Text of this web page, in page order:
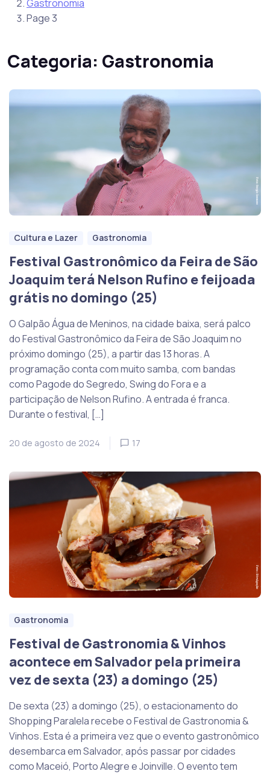
Gastronomia
Page 3
Categoria: Gastronomia
Cultura e Lazer Gastronomia
Festival Gastronômico da Feira de São
Joaquim terá Nelson Rufino e feijoada
grátis no domingo (25)
O Galpão Água de Meninos, na cidade baixa, será palco
do Festival Gastronômico da Feira de São Joaquim no
próximo domingo (25), a partir das 13 horas. A
programação conta com muito samba, com bandas
como Pagode do Segredo, Swing do Fora e a
participação de Nelson Rufino. A entrada é franca.
Durante o festival, […]
20 de agosto de 2024 17
Gastronomia
Festival de Gastronomia & Vinhos
acontece em Salvador pela primeira
vez de sexta (23) a domingo (25)
De sexta (23) a domingo (25), o estacionamento do
Shopping Paralela recebe o Festival de Gastronomia &
Vinhos. Esta é a primeira vez que o evento gastronômico
desembarca em Salvador, após passar por cidades
como Maceió, Porto Alegre e Joinville. O evento tem